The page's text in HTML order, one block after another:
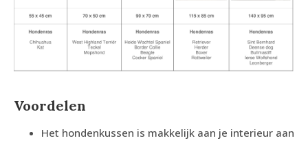
Voordelen
Het hondenkussen is makkelijk aan je interieur aan